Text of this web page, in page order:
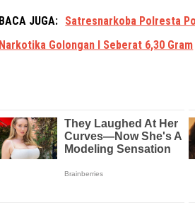
BACA JUGA: Satresnarkoba Polresta
Narkotika Golongan I Seberat 6,30 Gram